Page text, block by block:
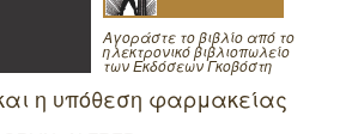
Αγοράστε το βιβλίο από το
ηλεκτρονικό βιβλιοπωλείο
των Εκδόσεων Γκοβόστη
η υπόθεση φαρμακείας